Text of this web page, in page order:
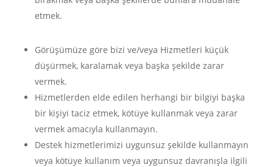
etmek.
Görüşümüze göre bizi ve/veya Hizmetleri küçük
düşürmek, karalamak veya başka şekilde zarar
vermek.
Hizmetlerden elde edilen herhangi bir bilgiyi başka
bir kişiyi taciz etmek, kötüye kullanmak veya zarar
vermek amacıyla kullanmayın.
Destek hizmetlerimizi uygunsuz şekilde kullanmayın
veya kötüye kullanım veya uygunsuz davranışla ilgili